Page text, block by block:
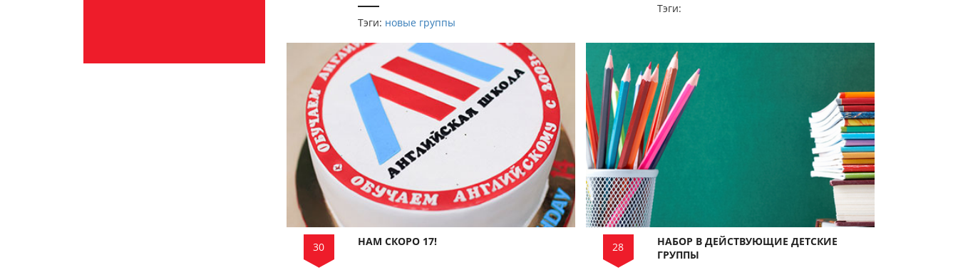
Тэги: новые группы
Тэги:
30 НАМ СКОРО 17! 28
НАБОР В ДЕЙСТВУЮЩИЕ ДЕТСКИЕ
ГРУППЫ